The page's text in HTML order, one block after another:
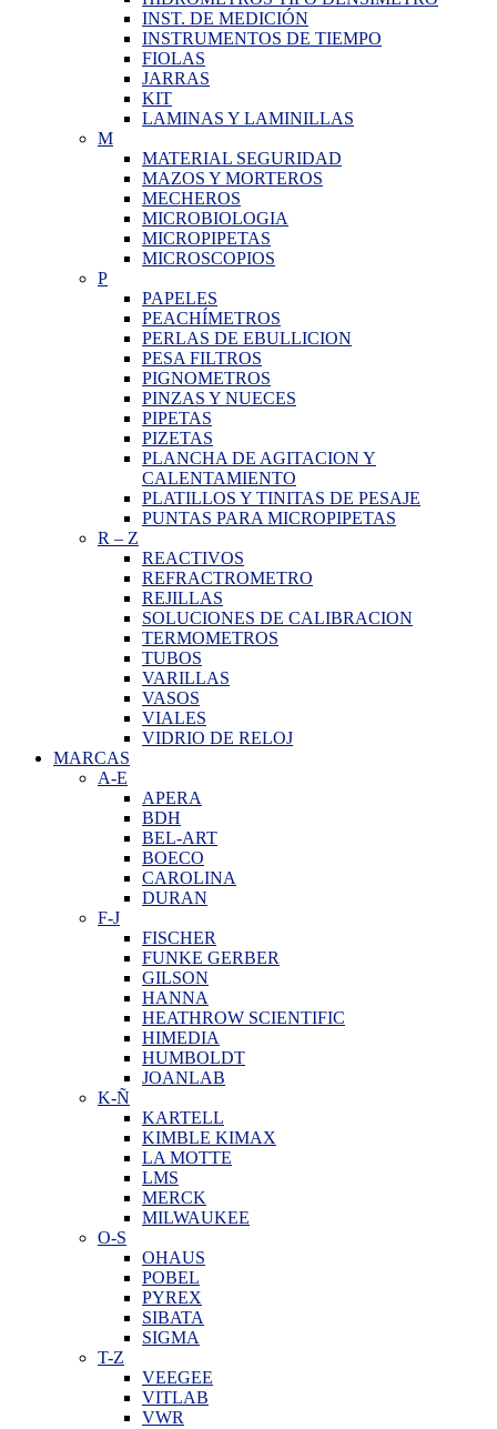
INST. DE MEDICIÓN
INSTRUMENTOS DE TIEMPO
FIOLAS
JARRAS
KIT
LAMINAS Y LAMINILLAS
M
MATERIAL SEGURIDAD
MAZOS Y MORTEROS
MECHEROS
MICROBIOLOGIA
MICROPIPETAS
MICROSCOPIOS
P
PAPELES
PEACHÍMETROS
PERLAS DE EBULLICION
PESA FILTROS
PIGNOMETROS
PINZAS Y NUECES
PIPETAS
PIZETAS
PLANCHA DE AGITACION Y
CALENTAMIENTO
PLATILLOS Y TINITAS DE PESAJE
PUNTAS PARA MICROPIPETAS
R – Z
REACTIVOS
REFRACTROMETRO
REJILLAS
SOLUCIONES DE CALIBRACION
TERMOMETROS
TUBOS
VARILLAS
VASOS
VIALES
VIDRIO DE RELOJ
MARCAS
A-E
APERA
BDH
BEL-ART
BOECO
CAROLINA
DURAN
F-J
FISCHER
FUNKE GERBER
GILSON
HANNA
HEATHROW SCIENTIFIC
HIMEDIA
HUMBOLDT
JOANLAB
K-Ñ
KARTELL
KIMBLE KIMAX
LA MOTTE
LMS
MERCK
MILWAUKEE
O-S
OHAUS
POBEL
PYREX
SIBATA
SIGMA
T-Z
VEEGEE
VITLAB
VWR